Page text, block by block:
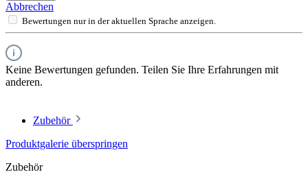
Abbrechen
Bewertungen nur in der aktuellen Sprache anzeigen.
Keine Bewertungen gefunden. Teilen Sie Ihre Erfahrungen mit
anderen.
Zubehör
Produktgalerie überspringen
Zubehör